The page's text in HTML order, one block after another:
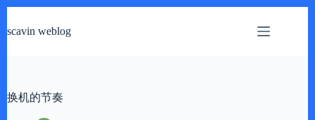
过
scavin weblog
换机的节奏